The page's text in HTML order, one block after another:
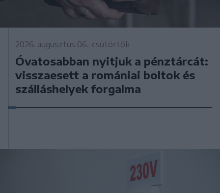
2026. augusztus 06., csütörtök
Óvatosabban nyitjuk a pénztárcát:
visszaesett a romániai boltok és
szálláshelyek forgalma